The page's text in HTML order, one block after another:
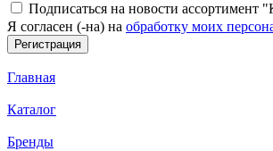
Подписаться на новости ассортимент
Я согласен (-на) на обработку моих
Главная
Каталог
Бренды